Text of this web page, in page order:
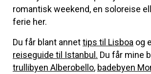
romantisk weekend, en soloreise
ferie her.
Du får blant annettips til Lisboa og
reiseguide til Istanbul. Du får mine
trullibyen Alberobello, badebyen